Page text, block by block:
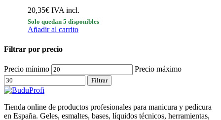
20,35€ IVA incl.
Solo quedan 5 disponibles
Añadir al carrito
Filtrar por precio
Precio mínimo Precio máximo
Filtrar
Tienda online de productos profesionales para manicura y pedicura
en España. Geles, esmaltes, bases, líquidos técnicos, herramientas,